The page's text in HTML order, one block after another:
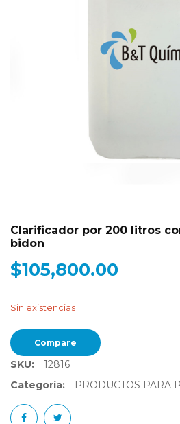
Clarificador por 200 litros
bidon
$105,800.00
Sin existencias
Compare
SKU:
12816
Categoría:
PRODUCTOS PARA